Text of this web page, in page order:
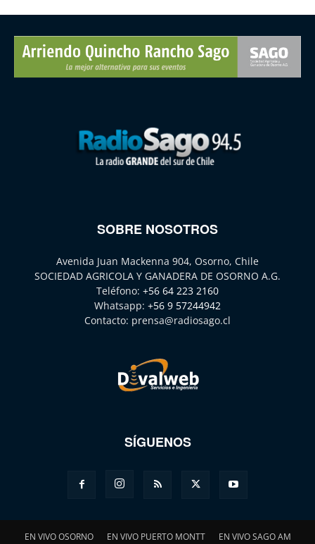
SOBRE NOSOTROS
Avenida Juan Mackenna 904, Osorno, Chile
SOCIEDAD AGRICOLA Y GANADERA DE OSORNO A.G.
Teléfono: +56 64 223 2160
Whatsapp: +56 9 57244942
Contacto: prensa@radiosago.cl
SÍGUENOS
EN VIVO OSORNO EN VIVO PUERTO MONTT EN VIVO SAGO AM